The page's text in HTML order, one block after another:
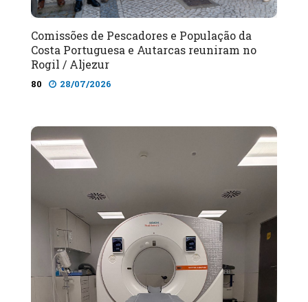
Comissões de Pescadores e População da
Costa Portuguesa e Autarcas reuniram no
Rogil / Aljezur
80 28/07/2026